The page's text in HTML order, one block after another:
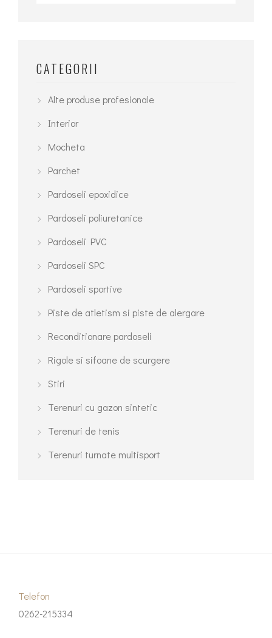
CATEGORII
Alte produse profesionale
Interior
Mocheta
Parchet
Pardoseli epoxidice
Pardoseli poliuretanice
Pardoseli PVC
Pardoseli SPC
Pardoseli sportive
Piste de atletism si piste de alergare
Reconditionare pardoseli
Rigole si sifoane de scurgere
Stiri
Terenuri cu gazon sintetic
Terenuri de tenis
Terenuri turnate multisport
Telefon
0262-215334